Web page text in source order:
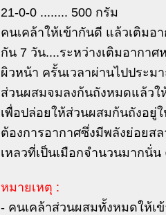
21-0-0 ........ 500 กรัม
คนเคล้าให้เข้ากันดี แล้วเติมอ
กัน 7 วัน....ระหว่างเติมอากา
ผิวหน้า ครั้นเวลาผ่านไปประม
ส่วนผสมจมลงก้นถังหมดแล้วใ
เพื่อปล่อยให้ส่วนผสมก้นถังอยู่
ต้องการอากาศซึ่งมีพลังย่อยส
เหลวที่เป็นเมือกจำนวนมากนั่
หมายเหตุ :
- คนเคล้าส่วนผสมทั้งหมดให้เ